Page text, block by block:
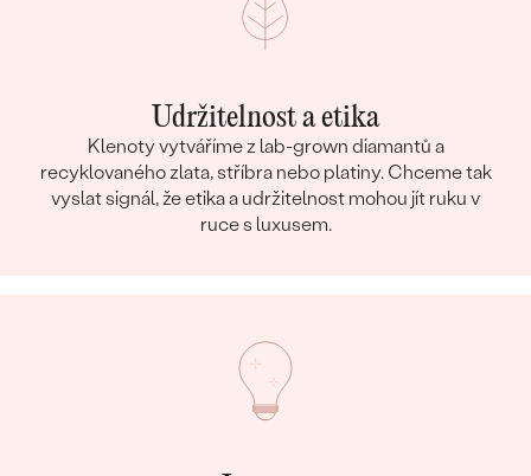
Udržitelnost a etika
Klenoty vytváříme z lab-grown diamantů a
recyklovaného zlata, stříbra nebo platiny. Chceme tak
vyslat signál, že etika a udržitelnost mohou jít ruku v
ruce s luxusem.